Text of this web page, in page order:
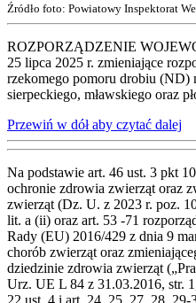
Źródło foto: Powiatowy Inspektorat
ROZPORZĄDZENIE
25 lipca 2025 r. zmieniające
rzekomego pomoru drobiu (ND)
sierpeckiego, mławskiego oraz
Przewiń w dół aby czytać dalej
Na podstawie art. 46 ust. 3 pkt
ochronie zdrowia zwierząt oraz
zwierząt (Dz. U. z 2023 r. poz.
lit. a (ii) oraz art. 53 -71
Rady (EU) 2016/429 z dnia 9
chorób zwierząt oraz
dziedzinie zdrowia zwierząt
Urz. UE L 84 z 31.03.2016, str.
22 ust. 4 i art. 24, 25, 27, 28,